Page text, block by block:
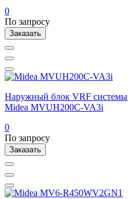
0
По запросу
Заказать
Наружный блок VRF системы
Midea MVUH200C-VA3i
0
По запросу
Заказать